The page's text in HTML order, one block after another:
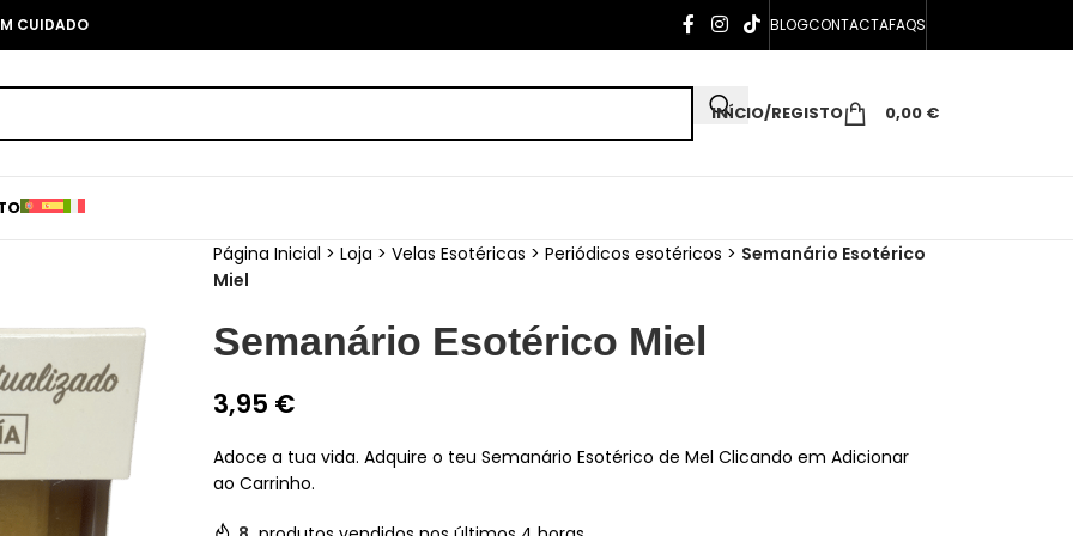
CUIDADO BLOGCONTACTAFAQS
INÍCIO/REGISTO 0,00 €
Página Inicial > Loja > Velas Esotéricas > Periódicos esotéricos > Semanário Esotérico
Miel
Semanário Esotérico Miel
3,95 €
Adoce a tua vida. Adquire o teu Semanário Esotérico de Mel Clicando em Adicionar
ao Carrinho.